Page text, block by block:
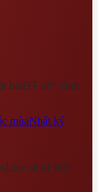
háiĐT nữ· đỉnh
mùaNhật ký
sẽ kể tiếp